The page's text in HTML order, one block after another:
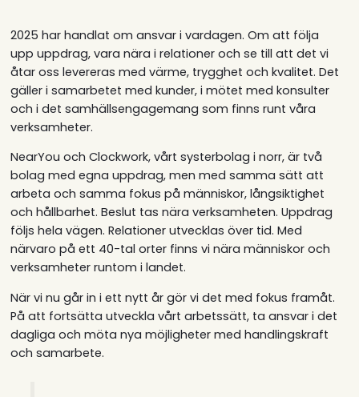
2025 har handlat om ansvar i vardagen. Om att följa
upp uppdrag, vara nära i relationer och se till att det vi
åtar oss levereras med värme, trygghet och kvalitet. Det
gäller i samarbetet med kunder, i mötet med konsulter
och i det samhällsengagemang som finns runt våra
verksamheter.
NearYou och Clockwork, vårt systerbolag i norr, är två
bolag med egna uppdrag, men med samma sätt att
arbeta och samma fokus på människor, långsiktighet
och hållbarhet. Beslut tas nära verksamheten. Uppdrag
följs hela vägen. Relationer utvecklas över tid. Med
närvaro på ett 40-tal orter finns vi nära människor och
verksamheter runtom i landet.
När vi nu går in i ett nytt år gör vi det med fokus framåt.
På att fortsätta utveckla vårt arbetssätt, ta ansvar i det
dagliga och möta nya möjligheter med handlingskraft
och samarbete.